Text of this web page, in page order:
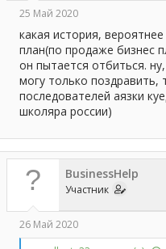
25 Май 2020
какая история,
план(по продаже бизнес
он пытается отбиться.
могу только поздравить,
последователей аязки
школяра россии)
BusinessHelp
Участник
26 Май 2020